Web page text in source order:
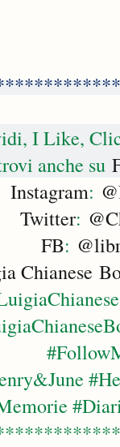
I Like,
anche su
Instagram:
Twitter:
FB:
Chianese